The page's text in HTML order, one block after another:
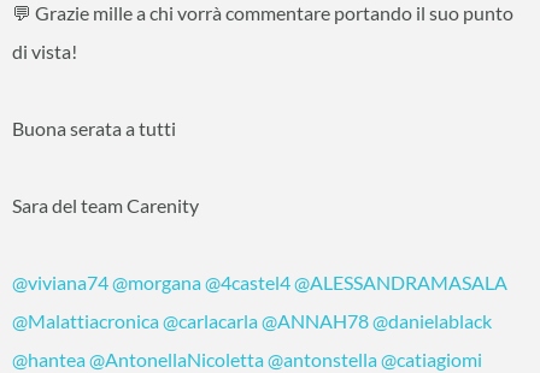
💬 Grazie mille a chi vorrà commentare portando il suo punto
di vista!
Buona serata a tutti
Sara del team Carenity
@viviana74@morgana@4castel4@ALESSANDRAMASALA
@Malattiacronica@carlacarla@ANNAH78@danielablack
@hantea@AntonellaNicoletta@antonstella@catiagiomi